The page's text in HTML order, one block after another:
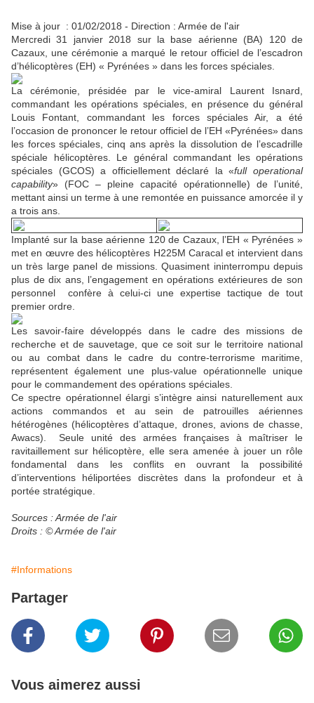
Mise à jour : 01/02/2018 - Direction : Armée de l'air
Mercredi 31 janvier 2018 sur la base aérienne (BA) 120 de
Cazaux, une cérémonie a marqué le retour officiel de l’escadron
d’hélicoptères (EH) « Pyrénées » dans les forces spéciales.
La cérémonie, présidée par le vice-amiral Laurent Isnard,
commandant les opérations spéciales, en présence du général
Louis Fontant, commandant les forces spéciales Air, a été
l’occasion de prononcer le retour officiel de l’EH «Pyrénées» dans
les forces spéciales, cinq ans après la dissolution de l’escadrille
spéciale hélicoptères. Le général commandant les opérations
spéciales (GCOS) a officiellement déclaré la «full operational
capability» (FOC – pleine capacité opérationnelle) de l’unité,
mettant ainsi un terme à une remontée en puissance amorcée il y
a trois ans.
Implanté sur la base aérienne 120 de Cazaux, l’EH « Pyrénées »
met en œuvre des hélicoptères H225M Caracal et intervient dans
un très large panel de missions. Quasiment ininterrompu depuis
plus de dix ans, l’engagement en opérations extérieures de son
personnel confère à celui-ci une expertise tactique de tout
premier ordre.
Les savoir-faire développés dans le cadre des missions de
recherche et de sauvetage, que ce soit sur le territoire national
ou au combat dans le cadre du contre-terrorisme maritime,
représentent également une plus-value opérationnelle unique
pour le commandement des opérations spéciales.
Ce spectre opérationnel élargi s’intègre ainsi naturellement aux
actions commandos et au sein de patrouilles aériennes
hétérogènes (hélicoptères d’attaque, drones, avions de chasse,
Awacs). Seule unité des armées françaises à maîtriser le
ravitaillement sur hélicoptère, elle sera amenée à jouer un rôle
fondamental dans les conflits en ouvrant la possibilité
d’interventions héliportées discrètes dans la profondeur et à
portée stratégique.
Sources :Armée de l'air
Droits : © Armée de l'air
#Informations
Partager
Vous aimerez aussi